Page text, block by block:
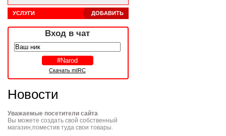
ДОБАВИТЬ
УСЛУГИ
Вход в чат
Скачать mIRC
Новости
Уважаемые посетители сайта
Вы можете создать свой собственный
магазин,поместив туда свои товары.